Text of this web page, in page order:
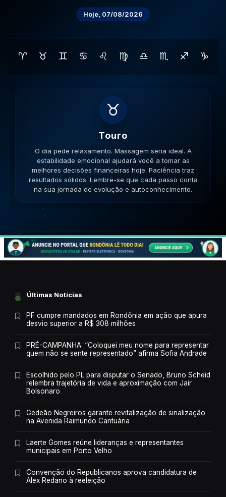
Hoje, 07/08/2026
♈ ♉ ♊ ♋ ♌ ♍ ♎ ♏ ♐ ♑
♊
Gemeos
O dia pede movimento. Caminhe, corra, pedale. A
versatilidade é seu ponto forte; use-a para resolver
impasses de forma criativa. A versatilidade ajudará no
sucesso. Lembre-se que cada passo conta na sua
jornada de evolução e autoconhecimento.
Últimas Notícias
PF cumpre mandados em Rondônia em ação que apura
desvio superior a R$ 308 milhões
PRÉ-CAMPANHA: “Coloquei meu nome para representar
quem não se sente representado” afirma Sofia Andrade
Escolhido pelo PL para disputar o Senado, Bruno Scheid
relembra trajetória de vida e aproximação com Jair
Bolsonaro
Gedeão Negreiros garante revitalização de sinalização
na Avenida Raimundo Cantuária
Laerte Gomes reúne lideranças e representantes
municipais em Porto Velho
Convenção do Republicanos aprova candidatura de
Alex Redano à reeleição